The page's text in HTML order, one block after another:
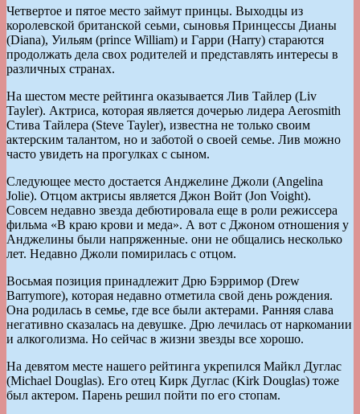
Четвертое и пятое место займут принцы. Выходцы из
королевской британской сеьми, сыновья Принцессы Дианы
(Diana), Уильям (prince William) и Гарри (Harry) стараются
продолжать дела свох родителей и представлять интересы в
различных странах.
На шестом месте рейтинга оказывается Лив Тайлер (Liv
Tayler). Актриса, которая является дочерью лидера Aerosmith
Cтива Тайлера (Steve Tayler), известна не только своим
актерским талантом, но и заботой о своей семье. Лив можно
часто увидеть на прогулках с сыном.
Следующее место достается Анджелине Джоли (Angelina
Jolie). Отцом актрисы является Джон Войт (Jon Voight).
Совсем недавно звезда дебютировала еще в роли режиссера
фильма «В краю крови и меда». А вот с Джоном отношения у
Анджелины были напряженные. они не общались несколько
лет. Недавно Джоли помирилась с отцом.
Восьмая позиция принадлежит Дрю Бэрримор (Drew
Barrymore), которая недавно отметила свой день рождения.
Она родилась в семье, где все были актерами. Ранняя слава
негативно сказалась на девушке. Дрю лечилась от наркомании
и алкоголизма. Но сейчас в жизни звезды все хорошо.
На девятом месте нашего рейтинга укрепился Майкл Дуглас
(Michael Douglas). Его отец Кирк Дуглас (Kirk Douglas) тоже
был актером. Парень решил пойти по его стопам.